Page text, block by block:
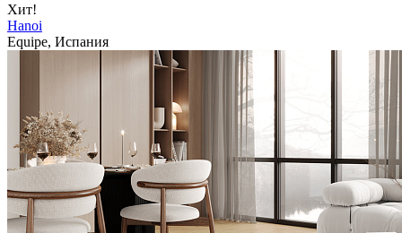
Хит!
Hanoi
Equipe, Испания